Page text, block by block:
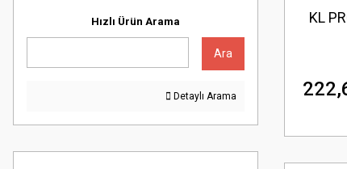
Hızlı Ürün Arama
Ara
Detaylı Arama
KL